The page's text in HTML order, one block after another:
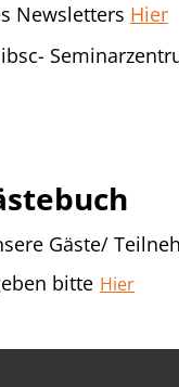
Newsletters Hier
Gäste/
bitte Hier